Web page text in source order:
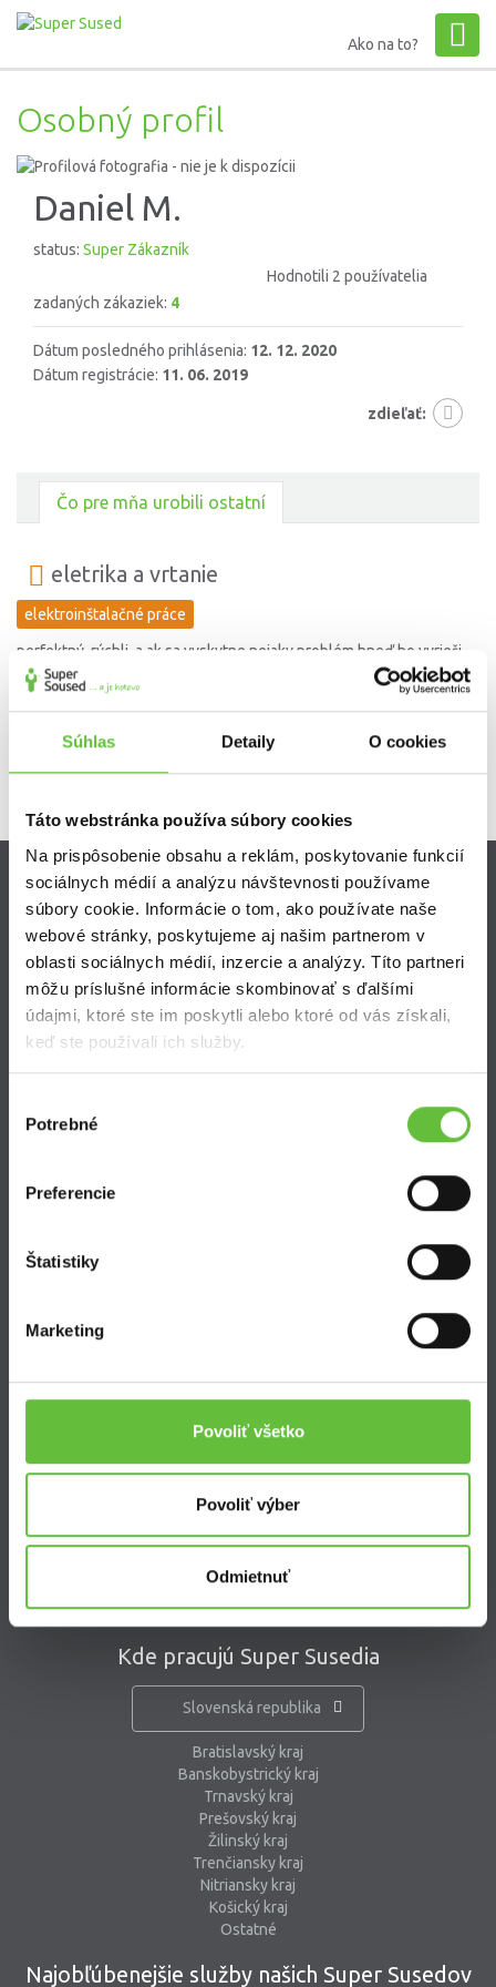
Súhlas Detaily O cookies
Táto webstránka používa súbory cookies
Na prispôsobenie obsahu a reklám, poskytovanie funkcií
sociálnych médií a analýzu návštevnosti používame
súbory cookie. Informácie o tom, ako používate naše
webové stránky, poskytujeme aj našim partnerom v
oblasti sociálnych médií, inzercie a analýzy. Títo partneri
môžu príslušné informácie skombinovať s ďalšími
údajmi, ktoré ste im poskytli alebo ktoré od vás získali,
keď ste používali ich služby.
súhlasu
Potrebné
Preferencie
Štatistiky
Marketing
Povoliť všetko
Povoliť výber
Odmietnuť
Ako na to?
Osobný profil
Daniel M.
status: Super Zákazník
Hodnotili 2 používatelia
zadaných zákaziek: 4
Dátum posledného prihlásenia: 12. 12. 2020
Dátum registrácie: 11. 06. 2019
zdieľať:
Čo pre mňa urobili ostatní
eletrika a vrtanie
elektroinštalačné práce
perfektný, rýchli, a ak sa vyskytne nejaky problém hneď ho vyrieši.
Ak Vám chýba nejaky menší materiál ( šroby , či kablik použije svoje
aby problém vyriešil ) už sa tešim na ďaľšie stretnutie .
Zistite viac
Ako Super Sused funguje?
Ako sa stať Super Susedom?
Kontakt
Vajnorská 100/B, 831 04 Bratislava
kontaktný formulár
pomoc@supersused.sk
Kde pracujú Super Susedia
Slovenská republika
Bratislavský kraj
Banskobystrický kraj
Trnavský kraj
Prešovský kraj
Žilinský kraj
Trenčiansky kraj
Nitriansky kraj
Košický kraj
Ostatné
Najobľúbenejšie služby našich Super Susedov